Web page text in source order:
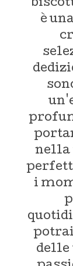
è
nella
i
potrai
delle